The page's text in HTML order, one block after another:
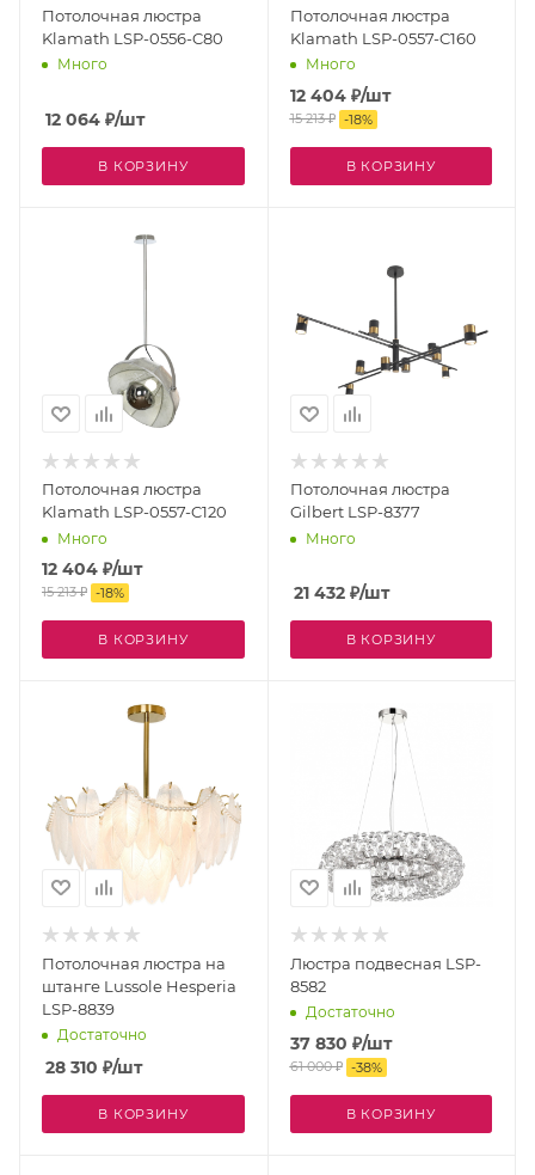
Потолочная люстра
Klamath LSP-0556-C80
Много
12 064 ₽/шт
В КОРЗИНУ
Потолочная люстра
Klamath LSP-0557-C160
Много
12 404₽/шт
15 213₽ -18%
В КОРЗИНУ
Потолочная люстра
Klamath LSP-0557-C120
Много
12 404 ₽/шт
15 213₽ -18%
В КОРЗИНУ
Потолочная люстра
Gilbert LSP-8377
Много
21 432₽/шт
В КОРЗИНУ
Потолочная люстра на
штанге Lussole Hesperia
LSP-8839
Достаточно
28 310 ₽/шт
В КОРЗИНУ
Люстра подвесная LSP-
8582
Достаточно
37 830 ₽/шт
61 000₽ -38%
В КОРЗИНУ